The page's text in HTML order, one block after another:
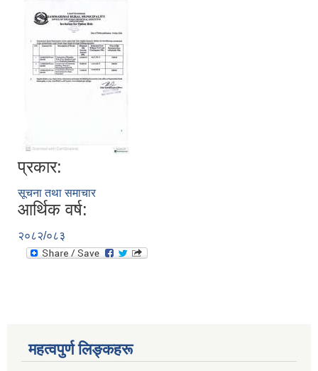
प्रकार:
सूचना तथा समाचार
आर्थिक वर्ष:
२०८२/०८३
महत्वपुर्ण लिङ्कहरू